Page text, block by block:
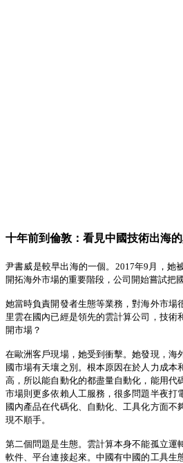
十年前到倫敦：看見中國技術出海
尹書威是較早出海的一個。 2017年9 月， 她
開拓海外市場的重要階段，公司開始嘗試把
她當時負責開發者生態等業務，對海外市場
里雲在國內已經是領先的雲計算公司，技術
開市場 ？
在歐洲客戶現場，她受到衝擊。她發現，海
國市場有天壤之別。根本原因在於人力成本
高，所以能自動化的都盡量自動化，能用代
市場則更多依賴人工服務，很多問題半夜打
國內產品在代碼化、自動化、工具化方面不
現不順手。
第二個問題是生態。雲計算本身不能孤立運
軟件、平台連接起來。中國有中國的工具生